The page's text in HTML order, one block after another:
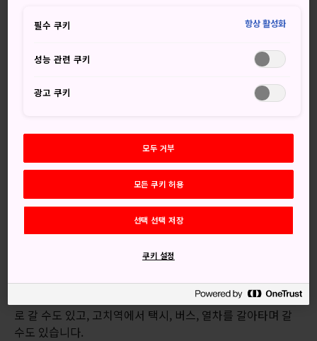
놓치지 마세요
이끼로 덮인 산책로와 게야키다이라 고목
멋진 풍경을 감상할 수 있는 등산 그리고 철 따라 피
오시는 길
시코쿠 카르스트는 순수함을 간직한 자연 은신처로, 대중교통
으로는 가기 힘들기 때문에 탐험 의지가 충만한 여행자들에게
어울리는 여행지입니다. 이곳은 고치와 마쓰야마에서 자동차
로 갈 수도 있고, 고치역에서 택시, 버스, 열차를 갈아타며 갈
수도 있습니다.
필수 쿠키 항상 활성화
성능 관련 쿠키
광고 쿠키
모두 거부
모든 쿠키 허용
선택 선택 저장
쿠키 설정